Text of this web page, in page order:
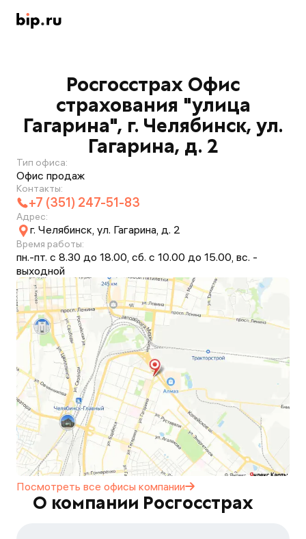
Росгосстрах Офис
страхования "улица
Гагарина", г. Челябинск, ул.
Гагарина, д. 2
Тип офиса:
Офис продаж
Контакты:
+7 (351) 247-51-83
Адрес:
г. Челябинск, ул. Гагарина, д. 2
Время работы:
пн.-пт. с 8.30 до 18.00, сб. с 10.00 до 15.00, вс. -
выходной
Посмотреть все офисы компании
О компании Росгосстрах